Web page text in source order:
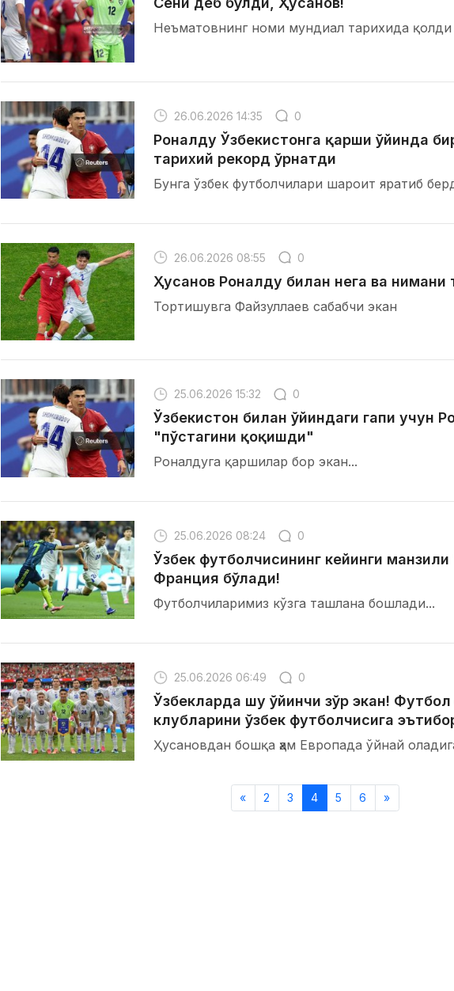
Неъматовнинг номи мундиал тарихида қолди
26.06.2026 14:35 0
Роналду Ўзбекистонга қарши ўйинда
тарихий рекорд ўрнатди
Бунга ўзбек футболчилари шароит яратиб
26.06.2026 08:55 0
Ҳусанов Роналду билан нега ва нимани
Тортишувга Файзуллаев сабабчи экан
25.06.2026 15:32 0
Ўзбекистон билан ўйиндаги гапи учун
"пўстагини қоқишди"
Роналдуга қаршилар бор экан...
25.06.2026 08:24 0
Ўзбек футболчисининг кейинги
Франция бўлади!
Футболчиларимиз кўзга ташлана бошлади...
25.06.2026 06:49 0
Ўзбекларда шу ўйинчи зўр экан! Футбол
клубларини ўзбек футболчисига
Ҳусановдан бошқа ҳам Европада ўйнай
« 2 3 4 5 6 »